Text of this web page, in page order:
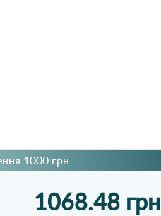
1000 грн
1068.48 грн